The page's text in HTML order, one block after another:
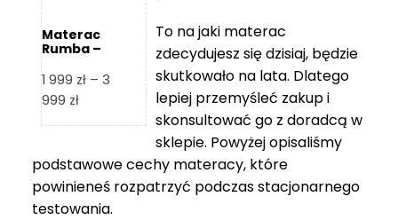
Materac
Rumba –
1 999 zł – 3
999 złZakres
1
999 zł
do
To na jaki materac
zdecydujesz się dzisiaj, będzie
skutkowało na lata. Dlatego
lepiej przemyśleć zakup i
skonsultować go z doradcą w
sklepie. Powyżej opisaliśmy
podstawowe cechy materacy, które
powinieneś rozpatrzyć podczas stacjonarnego
testowania.